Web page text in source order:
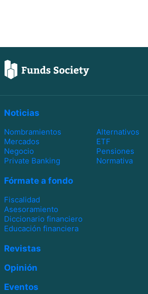
Noticias
Nombramientos
Alternativos
Mercados
ETF
Negocio
Pensiones
Private Banking
Normativa
Fórmate a fondo
Fiscalidad
Asesoramiento
Diccionario financiero
Educación financiera
Revistas
Opinión
Eventos